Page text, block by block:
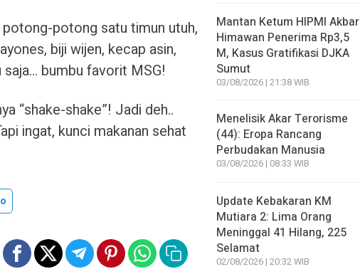
potong satu timun utuh,
biji wijen, kecap asin,
bumbu favorit MSG!
“shake-shake”! Jadi deh..
ingat, kunci makanan sehat
Mantan Ketum HIPMI Akbar
Himawan Penerima Rp3,5
M, Kasus Gratifikasi DJKA
Sumut
03/08/2026 | 21:38 WIB
Menelisik Akar Terorisme
(44): Eropa Rancang
Perbudakan Manusia
03/08/2026 | 08:33 WIB
Update Kebakaran KM
Mutiara 2: Lima Orang
Meninggal 41 Hilang, 225
Selamat
02/08/2026 | 20:32 WIB